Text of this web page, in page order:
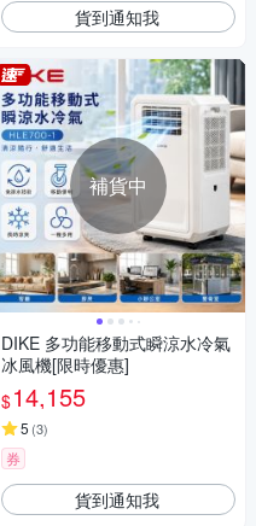
貨到通知我
補貨中
DIKE 多功能移動式瞬涼水冷氣
冰風機[限時優惠]
$14,155
5 (3)
券
貨到通知我